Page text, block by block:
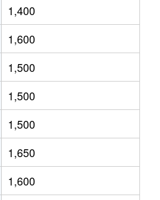
1,900万円
3,200万円
3,500万円
1,100万円
2,500万円
2,500万円
2,400万円
1,400
1,600
1,500
1,500
1,500
1,650
1,600